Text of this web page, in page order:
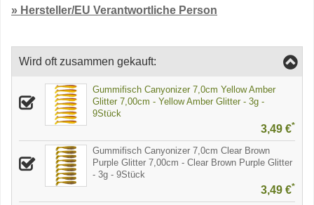
» Hersteller/EU Verantwortliche Person
Wird oft zusammen gekauft:
Gummifisch Canyonizer 7,0cm Yellow Amber
Glitter 7,00cm - Yellow Amber Glitter - 3g -
9Stück
3,49 €*
Gummifisch Canyonizer 7,0cm Clear Brown
Purple Glitter 7,00cm - Clear Brown Purple Glitter
- 3g - 9Stück
3,49 €*